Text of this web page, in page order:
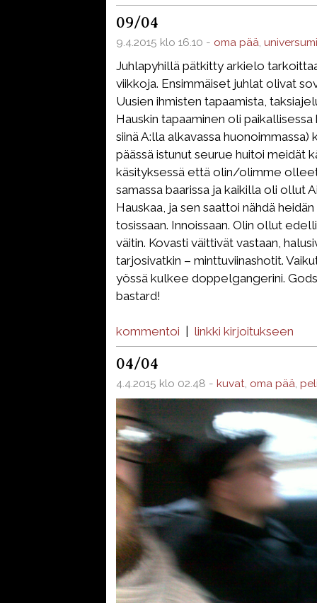
09/04
9.4.2015 klo 16.10 - oma pää, universumi
Juhlapyhillä pätkitty arkielo
viikkoja. Ensimmäiset juhlat olivat
Uusien ihmisten tapaamista,
Hauskin tapaaminen oli
siinä A:lla alkavassa huonoimmassa)
päässä istunut seurue huitoi meidät
käsityksessä että olin/olimme
samassa baarissa ja kaikilla oli ollut
Hauskaa, ja sen saattoi nähdä
tosissaan. Innoissaan. Olin ollut
väitin. Kovasti väittivät vastaan,
tarjosivatkin – minttuviinashotit.
yössä kulkee doppelgangerini.
bastard!
kommentoi linkki kirjoitukseen
04/04
4.4.2015 klo 02.48 - kuvat, oma pää,